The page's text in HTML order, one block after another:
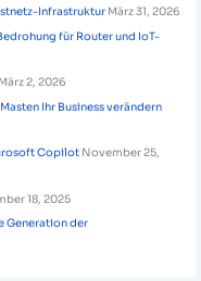
Infrastruktur März 31, 2026
für Router und IoT-
März 2, 2026
Ihr Business verändern
Copilot November 25,
18, 2025
Generation der